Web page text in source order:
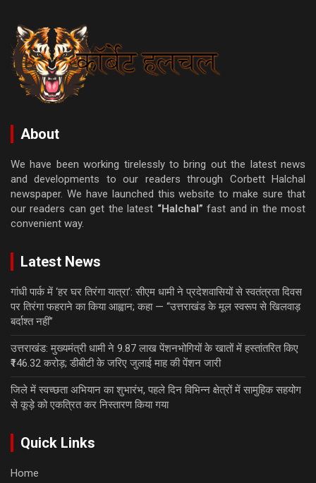
About
We have been working tirelessly to bring out the latest news
and developments to our readers through Corbett Halchal
newspaper. We have launched this website to make sure that
our readers can get the latest “Halchal” fast and in the most
convenient way.
Latest News
गांधी पार्क में ‘हर घर तिरंगा यात्रा’: सीएम धामी ने प्रदेशवासियों से स्वतंत्रता दिवस
पर तिरंगा फहराने का किया आह्वान; कहा — “उत्तराखंड के मूल स्वरूप से खिलवाड़
बर्दाश्त नहीं”
उत्तराखंड: मुख्यमंत्री धामी ने 9.87 लाख पेंशनभोगियों के खातों में हस्तांतरित किए
₹146.32 करोड़; डीबीटी के जरिए जुलाई माह की पेंशन जारी
जिले में स्वच्छता अभियान का शुभारंभ, पहले दिन विभिन्न क्षेत्रों में सामुहिक सहयोग
से कूड़े को एकत्रित कर निस्तारण किया गया
Quick Links
Home